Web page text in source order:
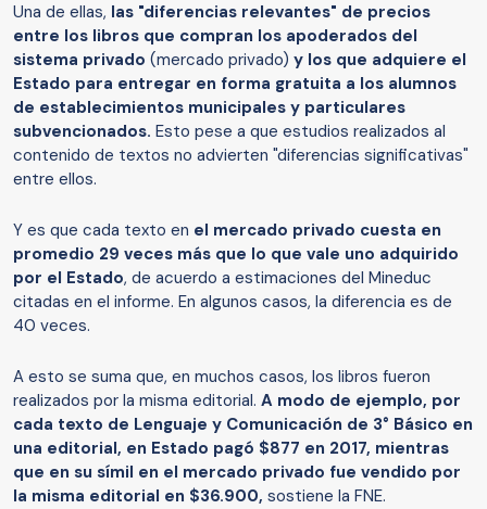
Una de ellas, las "diferencias relevantes" de precios
entre los libros que compran los apoderados del
sistema privado (mercado privado) y los que adquiere el
Estado para entregar en forma gratuita a los alumnos
de establecimientos municipales y particulares
subvencionados. Esto pese a que estudios realizados al
contenido de textos no advierten "diferencias significativas"
entre ellos.
Y es que cada texto en el mercado privado cuesta en
promedio 29 veces más que lo que vale uno adquirido
por el Estado, de acuerdo a estimaciones del Mineduc
citadas en el informe. En algunos casos, la diferencia es de
40 veces.
A esto se suma que, en muchos casos, los libros fueron
realizados por la misma editorial. A modo de ejemplo, por
cada texto de Lenguaje y Comunicación de 3° Básico en
una editorial, en Estado pagó $877 en 2017, mientras
que en su símil en el mercado privado fue vendido por
la misma editorial en $36.900, sostiene la FNE.